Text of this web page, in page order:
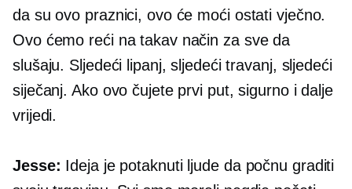
da su ovo praznici, ovo će moći ostati vječno.
Ovo ćemo reći na takav način za sve da
slušaju. Sljedeći lipanj, sljedeći travanj, sljedeći
siječanj. Ako ovo čujete prvi put, sigurno i dalje
vrijedi.
Jesse: Ideja je potaknuti ljude da počnu graditi